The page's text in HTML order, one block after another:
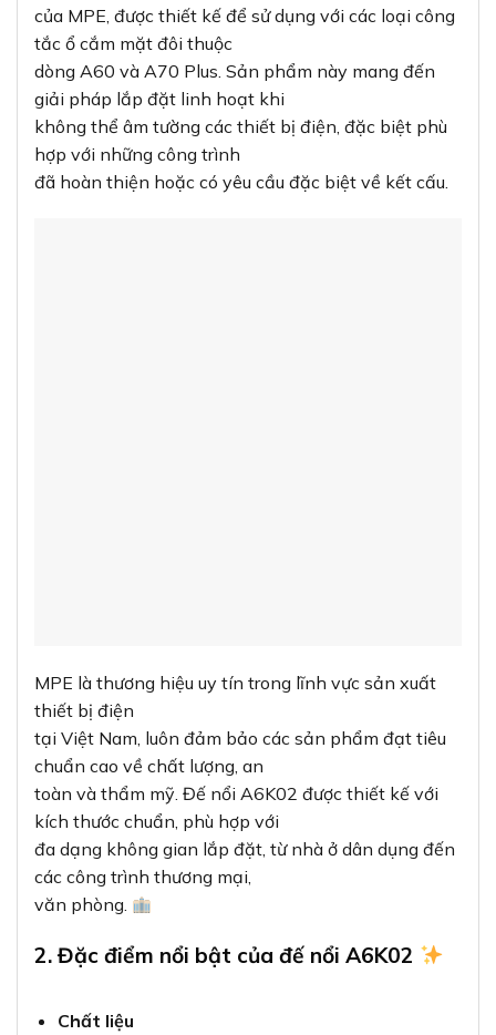
của MPE, được thiết kế để sử dụng với các loại công
tắc ổ cắm mặt đôi thuộc
dòng A60 và A70 Plus. Sản phẩm này mang đến
giải pháp lắp đặt linh hoạt khi
không thể âm tường các thiết bị điện, đặc biệt phù
hợp với những công trình
đã hoàn thiện hoặc có yêu cầu đặc biệt về kết cấu.
MPE là thương hiệu uy tín trong lĩnh vực sản xuất
thiết bị điện
tại Việt Nam, luôn đảm bảo các sản phẩm đạt tiêu
chuẩn cao về chất lượng, an
toàn và thẩm mỹ. Đế nổi A6K02 được thiết kế với
kích thước chuẩn, phù hợp với
đa dạng không gian lắp đặt, từ nhà ở dân dụng đến
các công trình thương mại,
văn phòng.
2. Đặc điểm nổi bật của đế nổi A6K02
Chất liệu